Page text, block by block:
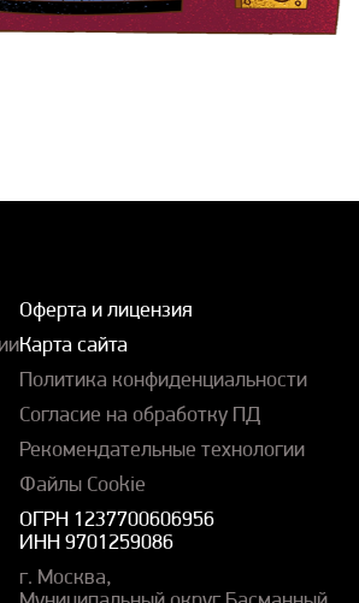
Оферта и лицензия
Карта сайта
Политика конфиденциальности
Согласие на обработку ПД
Рекомендательные технологии
Файлы Cookie
ОГРН 1237700606956
ИНН 9701259086
г. Москва,